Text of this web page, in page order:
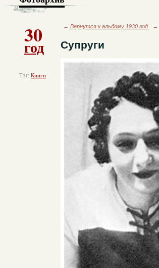
30
год
Тэг: Книги
← Вернутся к альбому 1930 год ←
Супруги